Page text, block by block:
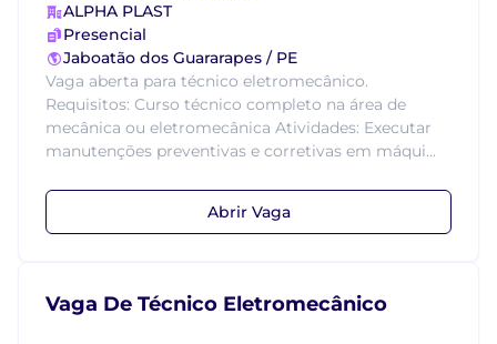
ALPHA PLAST
Presencial
Jaboatão dos Guararapes / PE
Vaga aberta para técnico eletromecânico.
Requisitos: Curso técnico completo na área de
mecânica ou eletromecânica Atividades: Executar
manutenções preventivas e corretivas em máqui...
Abrir Vaga
Vaga De Técnico Eletromecânico